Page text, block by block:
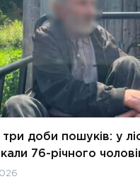
три доби пошуків: у
76-річного